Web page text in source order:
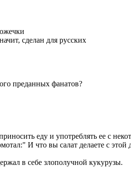
сделан для русских
преданных фанатов?
еду и употреблять ее с
И что вы салат делаете с
в себе злополучной кукурузы.